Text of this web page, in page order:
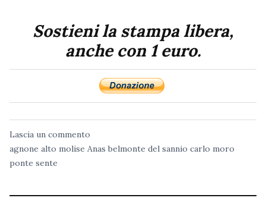
Sostieni la stampa libera,
anche con 1 euro.
Lascia un commento
agnone alto molise Anas belmonte del sannio carlo moro
ponte sente